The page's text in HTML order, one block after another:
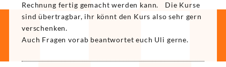
Rechnung fertig gemacht werden kann. Die Kurse
sind übertragbar, ihr könnt den Kurs also sehr gern
verschenken.
Auch Fragen vorab beantwortet euch Uli gerne.